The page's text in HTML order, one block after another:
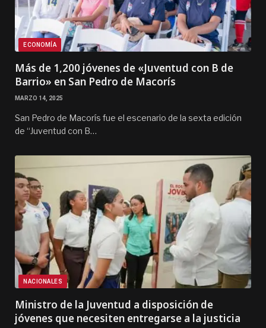
ECONOMÍA
Más de 1,200 jóvenes de «Juventud con B de
Barrio» en San Pedro de Macorís
MARZO 14, 2025
San Pedro de Macorís fue el escenario de la sexta edición
de “Juventud con B…
NACIONALES
Ministro de la Juventud a disposición de
jóvenes que necesiten entregarse a la justicia